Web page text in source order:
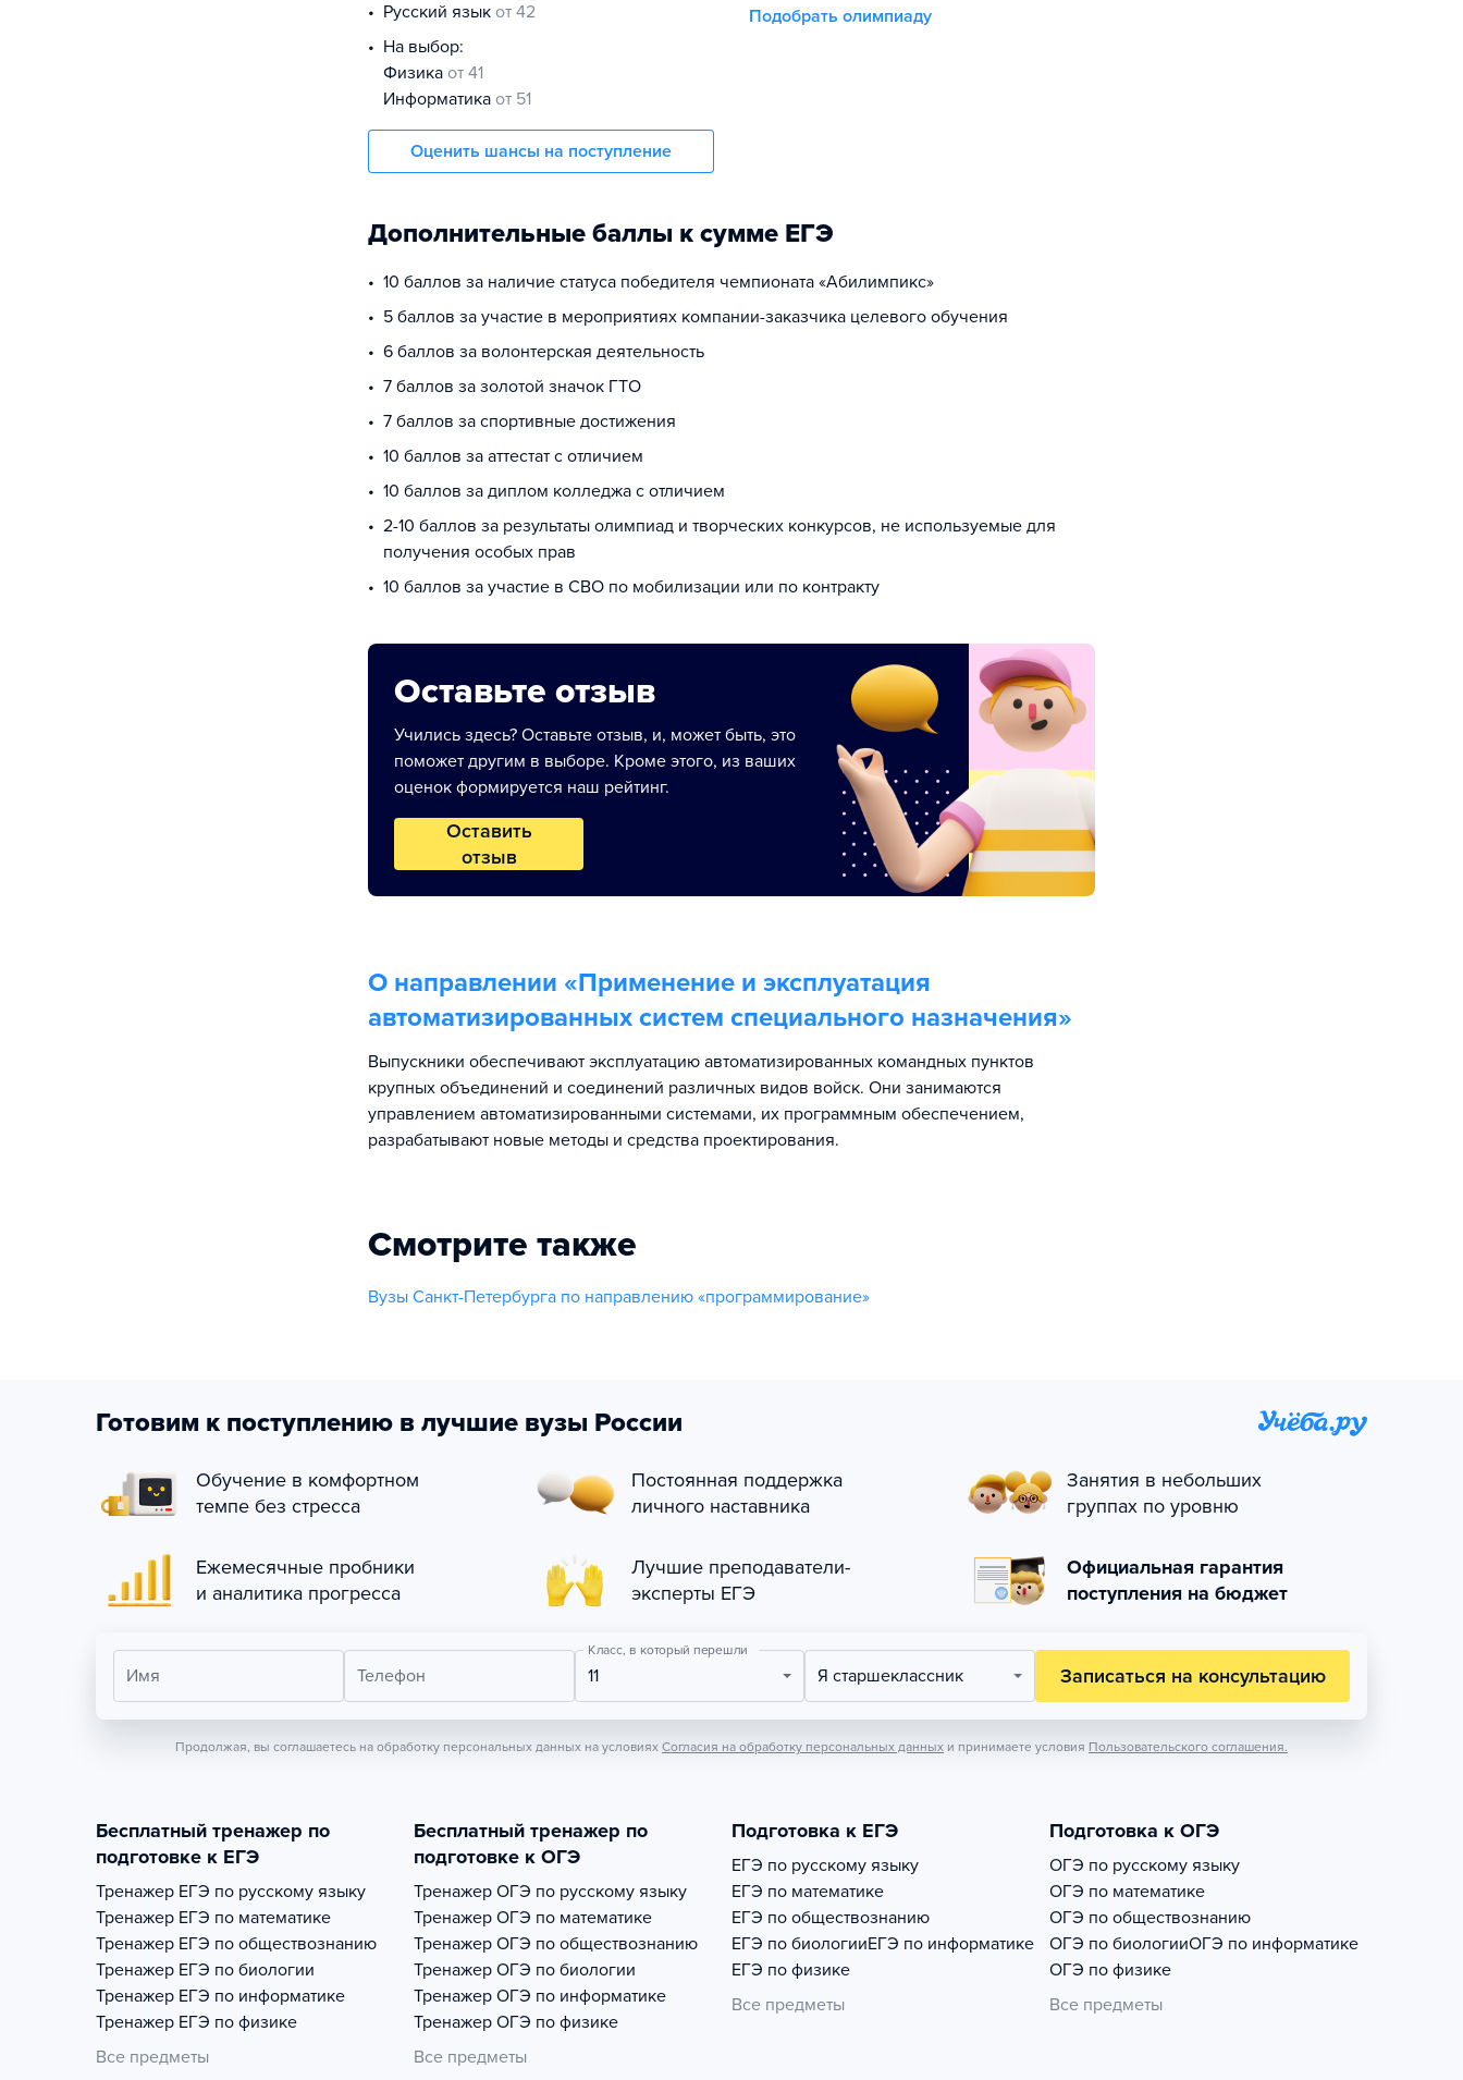
русский язык от 42
На выбор:
физика от 41
информатика от 51
Оценить шансы на поступление
Подобрать олимпиаду
Дополнительные баллы к сумме ЕГЭ
10 баллов за наличие статуса победителя чемпионата «Абилимпикс»
5 баллов за участие в мероприятиях компании-заказчика целевого обучения
6 баллов за волонтерская деятельность
7 баллов за золотой значок ГТО
7 баллов за спортивные достижения
10 баллов за аттестат с отличием
10 баллов за диплом колледжа с отличием
2-10 баллов за результаты олимпиад и творческих конкурсов, не используемые для
получения особых прав
10 баллов за участие в СВО по мобилизации или по контракту
Оставьте отзыв
Учились здесь? Оставьте отзыв, и, может быть, это
поможет другим в выборе. Кроме этого, из ваших
оценок формируется наш рейтинг.
Оставить
отзыв
О направлении «Применение и эксплуатация
автоматизированных систем специального назначения»
Выпускники обеспечивают эксплуатацию автоматизированных командных пунктов
крупных объединений и соединений различных видов войск. Они занимаются
управлением автоматизированными системами, их программным обеспечением,
разрабатывают новые методы и средства проектирования.
Смотрите также
Вузы Санкт-Петербурга по направлению «программирование»
Готовим к поступлению в лучшие вузы России
Обучение в комфортном
темпе без стресса
Постоянная поддержка
личного наставника
Занятия в небольших
группах по уровню
Ежемесячные пробники
и аналитика прогресса
Лучшие преподаватели-
эксперты ЕГЭ
Официальная гарантия
поступления на бюджет
Имя Телефон
Класс, в который перешли
11 Я старшеклассник Записаться на консультацию
Продолжая, вы соглашаетесь на обработку персональных данных на условиях Согласия на обработку персональных данных и принимаете условия Пользовательского соглашения.
Бесплатный тренажер по
подготовке к ЕГЭ
Тренажер ЕГЭ по русскому языку
Тренажер ЕГЭ по математике
Тренажер ЕГЭ по обществознанию
Тренажер ЕГЭ по биологии
Тренажер ЕГЭ по информатике
Тренажер ЕГЭ по физике
Все предметы
Бесплатный тренажер по
подготовке к ОГЭ
Тренажер ОГЭ по русскому языку
Тренажер ОГЭ по математике
Тренажер ОГЭ по обществознанию
Тренажер ОГЭ по биологии
Тренажер ОГЭ по информатике
Тренажер ОГЭ по физике
Все предметы
Подготовка к ЕГЭ
ЕГЭ по русскому языку
ЕГЭ по математике
ЕГЭ по обществознанию
ЕГЭ по биологииЕГЭ по информатике
ЕГЭ по физике
Все предметы
Подготовка к ОГЭ
ОГЭ по русскому языку
ОГЭ по математике
ОГЭ по обществознанию
ОГЭ по биологииОГЭ по информатике
ОГЭ по физике
Все предметы